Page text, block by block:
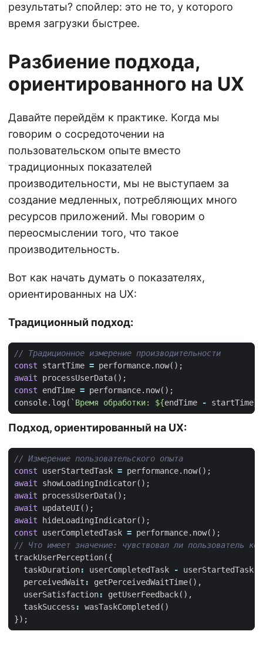
результаты? спойлер: это не то, у которого
время загрузки быстрее.
Разбиение подхода,
ориентированного на UX
Давайте перейдём к практике. Когда мы
говорим о сосредоточении на
пользовательском опыте вместо
традиционных показателей
производительности, мы не выступаем за
создание медленных, потребляющих много
ресурсов приложений. Мы говорим о
переосмыслении того, что такое
производительность.
Вот как начать думать о показателях,
ориентированных на UX:
Традиционный подход:
const
startTime = performance. now();
await
processUserData();
const
endTime = performance. now();
console. log ( `Время обработки: ${endTime - startTime}
Подход, ориентированный на UX:
const
userStartedTask = performance. now();
await
showLoadingIndicator();
await
processUserData();
await
updateUI ();
await
hideLoadingIndicator();
const
userCompletedTask = performance. now();
trackUserPerception({
taskDuration: userCompletedTask - userStartedTask
perceivedWait : getPerceivedWaitTime(),
userSatisfaction: getUserFeedback(),
taskSuccess : wasTaskCompleted ()
});